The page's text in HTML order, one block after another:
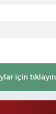
için tıklayın